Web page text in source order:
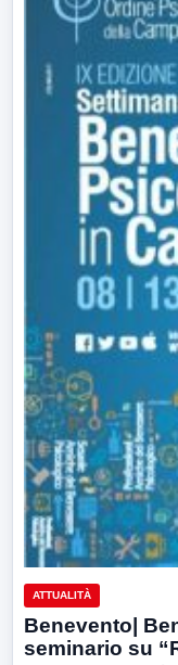
ATTUALITÀ
Benevento|
seminario su